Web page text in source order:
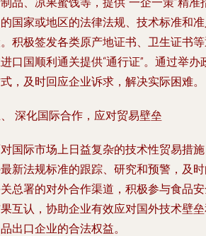
国家或地区的法律法规、技术标准和
积极签发各类原产地证书、卫生证书
口国顺利通关提供“通行证”。通过举
，及时回应企业诉求，解决实际困难。
深化国际合作，应对贸易壁垒
国际市场上日益复杂的技术性贸易措
新法规标准的跟踪、研究和预警，及
总署的对外合作渠道，积极参与食品
互认，协助企业有效应对国外技术壁
出口企业的合法权益。